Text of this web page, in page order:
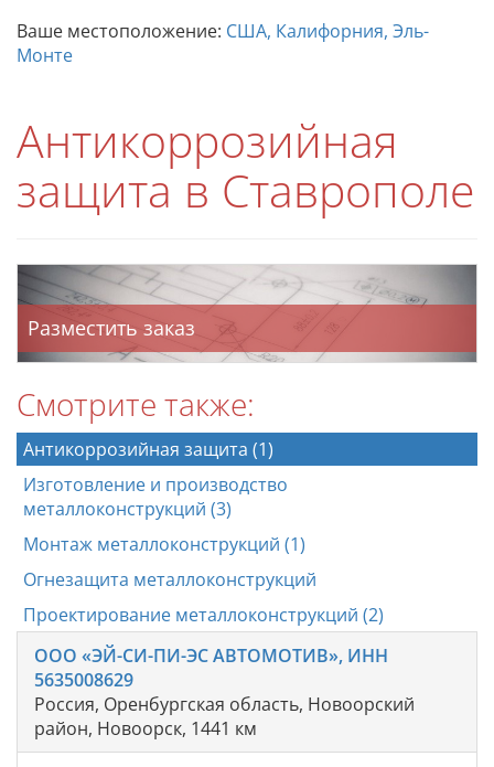
Ваше местоположение: США, Калифорния, Эль-
Монте
Антикоррозийная
защита в Ставрополе
Разместить заказ
Смотрите также:
Антикоррозийная защита (1)
Изготовление и производство
металлоконструкций (3)
Монтаж металлоконструкций (1)
Огнезащита металлоконструкций
Проектирование металлоконструкций (2)
ООО «ЭЙ-СИ-ПИ-ЭС АВТОМОТИВ», ИНН
5635008629
Россия, Оренбургская область, Новоорский
район, Новоорск, 1441 км